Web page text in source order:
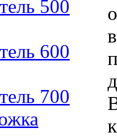
500
600
700